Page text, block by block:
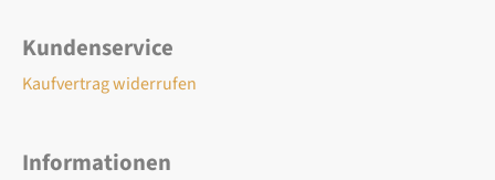
Kundenservice
Kaufvertrag widerrufen
Informationen